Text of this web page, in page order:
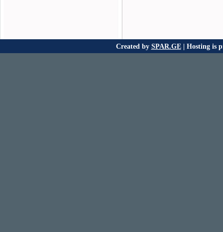
Created by SPAR.GE| Hosting is